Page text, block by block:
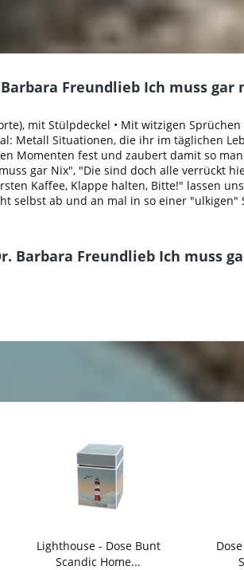
Freundlieb Ich muss gar
mit Stülpdeckel • Mit witzigen Sprüchen
Metall Situationen, die ihr im täglichen
Momenten fest und zaubert damit so
gar Nix", "Die sind doch alle verrückt
Kaffee, Klappe halten, Bitte!" lassen
selbst ab und an mal in so einer "ulkigen"
Freundlieb Ich muss
Lighthouse - Dose Bunt
Scandic Home...